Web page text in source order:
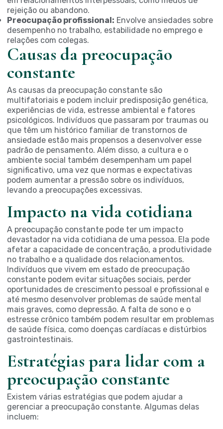
rejeição ou abandono.
Preocupação profissional: Envolve ansiedades sobre
desempenho no trabalho, estabilidade no emprego e
relações com colegas.
Causas da preocupação
constante
As causas da preocupação constante são
multifatoriais e podem incluir predisposição genética,
experiências de vida, estresse ambiental e fatores
psicológicos. Indivíduos que passaram por traumas ou
que têm um histórico familiar de transtornos de
ansiedade estão mais propensos a desenvolver esse
padrão de pensamento. Além disso, a cultura e o
ambiente social também desempenham um papel
significativo, uma vez que normas e expectativas
podem aumentar a pressão sobre os indivíduos,
levando a preocupações excessivas.
Impacto na vida cotidiana
A preocupação constante pode ter um impacto
devastador na vida cotidiana de uma pessoa. Ela pode
afetar a capacidade de concentração, a produtividade
no trabalho e a qualidade dos relacionamentos.
Indivíduos que vivem em estado de preocupação
constante podem evitar situações sociais, perder
oportunidades de crescimento pessoal e profissional e
até mesmo desenvolver problemas de saúde mental
mais graves, como depressão. A falta de sono e o
estresse crônico também podem resultar em problemas
de saúde física, como doenças cardíacas e distúrbios
gastrointestinais.
Estratégias para lidar com a
preocupação constante
Existem várias estratégias que podem ajudar a
gerenciar a preocupação constante. Algumas delas
incluem: